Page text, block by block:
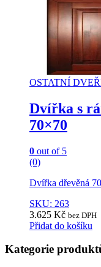
OSTATNÍ
Dvířka s
70×70
0 out of 5
(0)
Dvířka dřevěná
SKU: 263
3.625 Kč bez DPH
Přidat do košíku
Kategorie